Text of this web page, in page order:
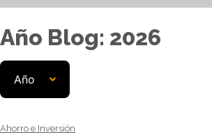
Año Blog: 2026
Ahorro e Inversión